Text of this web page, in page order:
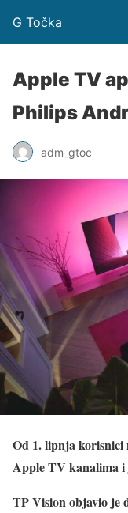
G Točka
Apple TV
Philips
adm_gtoc
Od 1. lipnja
Apple TV kanalima i
TP Vision objavio je